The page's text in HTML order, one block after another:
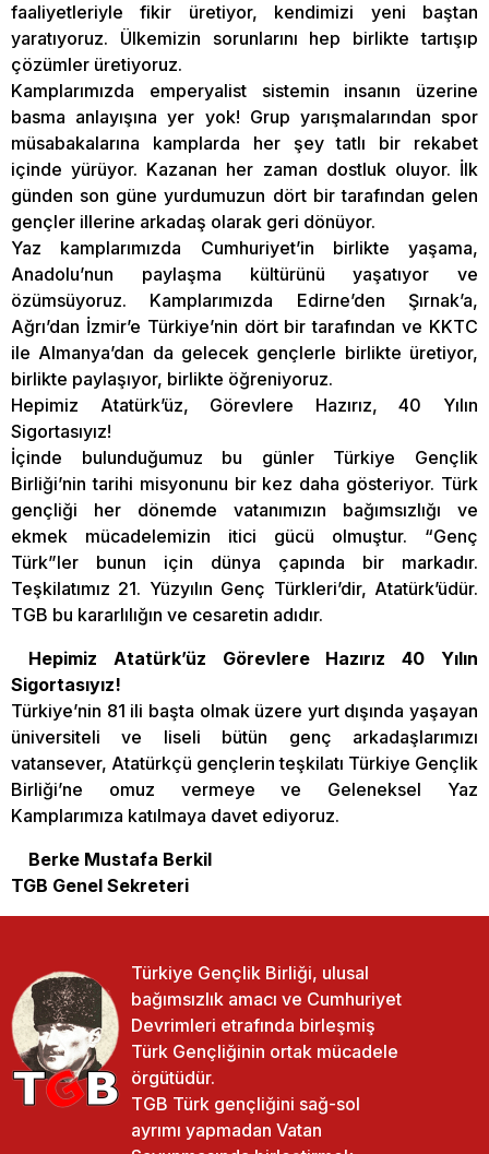
faaliyetleriyle fikir üretiyor, kendimizi yeni baştan
yaratıyoruz. Ülkemizin sorunlarını hep birlikte tartışıp
çözümler üretiyoruz.
Kamplarımızda emperyalist sistemin insanın üzerine
basma anlayışına yer yok! Grup yarışmalarından spor
müsabakalarına kamplarda her şey tatlı bir rekabet
içinde yürüyor. Kazanan her zaman dostluk oluyor. İlk
günden son güne yurdumuzun dört bir tarafından gelen
gençler illerine arkadaş olarak geri dönüyor.
Yaz kamplarımızda Cumhuriyet’in birlikte yaşama,
Anadolu’nun paylaşma kültürünü yaşatıyor ve
özümsüyoruz. Kamplarımızda Edirne’den Şırnak’a,
Ağrı’dan İzmir’e Türkiye’nin dört bir tarafından ve KKTC
ile Almanya’dan da gelecek gençlerle birlikte üretiyor,
birlikte paylaşıyor, birlikte öğreniyoruz.
Hepimiz Atatürk’üz, Görevlere Hazırız, 40 Yılın
Sigortasıyız!
İçinde bulunduğumuz bu günler Türkiye Gençlik
Birliği’nin tarihi misyonunu bir kez daha gösteriyor. Türk
gençliği her dönemde vatanımızın bağımsızlığı ve
ekmek mücadelemizin itici gücü olmuştur. “Genç
Türk”ler bunun için dünya çapında bir markadır.
Teşkilatımız 21. Yüzyılın Genç Türkleri’dir, Atatürk’üdür.
TGB bu kararlılığın ve cesaretin adıdır.
Hepimiz Atatürk’üz Görevlere Hazırız 40 Yılın
Sigortasıyız!
Türkiye’nin 81 ili başta olmak üzere yurt dışında yaşayan
üniversiteli ve liseli bütün genç arkadaşlarımızı
vatansever, Atatürkçü gençlerin teşkilatı Türkiye Gençlik
Birliği’ne omuz vermeye ve Geleneksel Yaz
Kamplarımıza katılmaya davet ediyoruz.
Berke Mustafa Berkil
TGB Genel Sekreteri
Türkiye Gençlik Birliği, ulusal
bağımsızlık amacı ve Cumhuriyet
Devrimleri etrafında birleşmiş
Türk Gençliğinin ortak mücadele
örgütüdür.
TGB Türk gençliğini sağ-sol
ayrımı yapmadan Vatan